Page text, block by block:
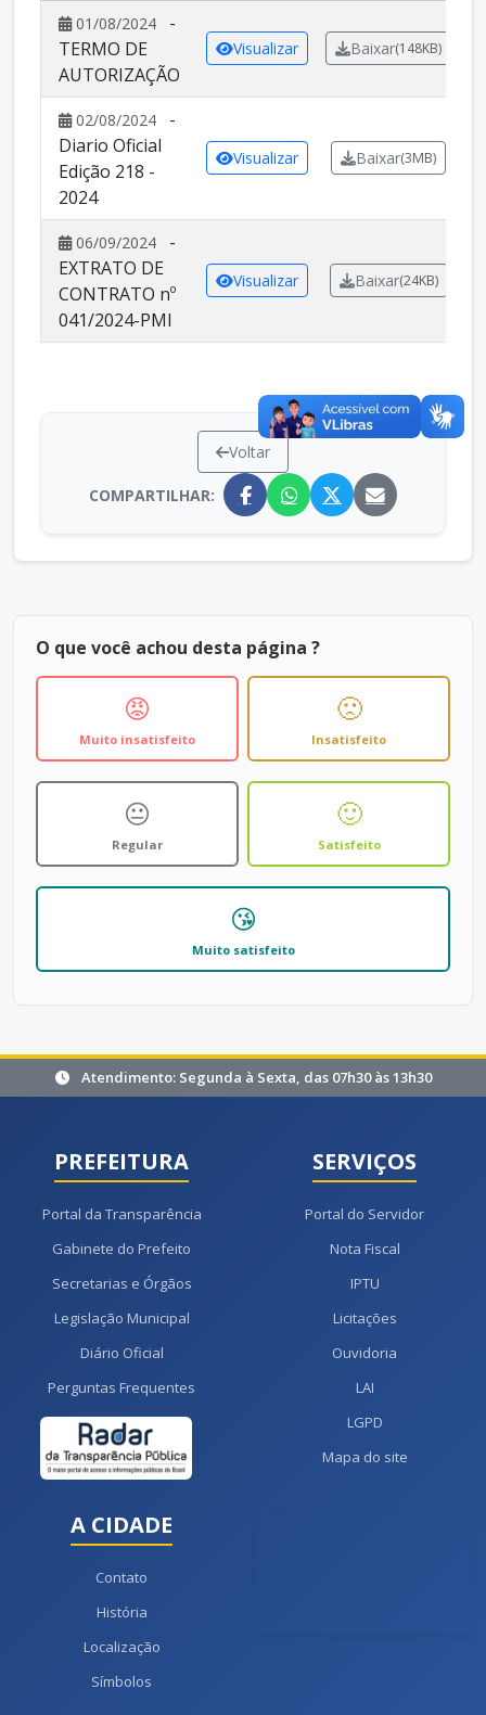
01/08/2024
-
TERMO DE
AUTORIZAÇÃO
Visualizar Baixar(148KB)
02/08/2024
-
Diario Oficial
Edição 218 -
2024
Visualizar Baixar(3MB)
06/09/2024
-
EXTRATO DE
CONTRATO nº
041/2024-PMI
Visualizar Baixar(24KB)
Voltar
COMPARTILHAR:
O que você achou desta página ?
😡
Muito insatisfeito
🙁
Insatisfeito
😐
Regular
🙂
Satisfeito
😘
Muito satisfeito
Atendimento: Segunda à Sexta, das 07h30 às 13h30
PREFEITURA
Portal da Transparência
Gabinete do Prefeito
Secretarias e Órgãos
Legislação Municipal
Diário Oficial
Perguntas Frequentes
SERVIÇOS
Portal do Servidor
Nota Fiscal
IPTU
Licitações
Ouvidoria
LAI
LGPD
Mapa do site
A CIDADE
Contato
História
Localização
Símbolos